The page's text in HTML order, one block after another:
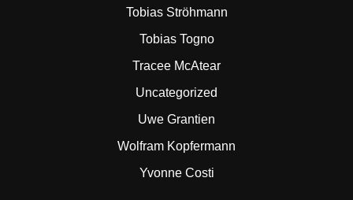
Tobias Ströhmann
Tobias Togno
Tracee McAtear
Uncategorized
Uwe Grantien
Wolfram Kopfermann
Yvonne Costi